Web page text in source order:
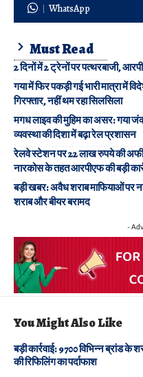
WhatsApp
Must Read
2 दिनों में 2 ट्रेनों पर पत्थरबाजी,
गया में फिर पकड़ी गई भारी मात्रा में
गिरफ्तार, नहीं थम रहा सिलसिला
मगध लाइव की मुहिम का असर: गया
व्यवस्था की दिशा में बढ़ा रेल प्रशासन
रेलवे स्टेशन पर 22 लाख रुपये की
नारकोस के तहत आरपीएफ की बड़ी
बड़ी खबर: अवैध शराब माफियाओं पर
शराब और बीयर बरामद
-
You Might Also Like
बड़ी कार्रवाई: 9700 विभिन्न ब्रांड
की रिफिलिंग का पर्दाफाश